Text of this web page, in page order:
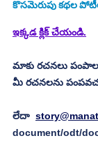
కొసమెరుపు కథల
ఇక్కడ క్లిక్ చేయండి.
మాకు రచనలు
మీ రచనలను
లేదా
document/odt/